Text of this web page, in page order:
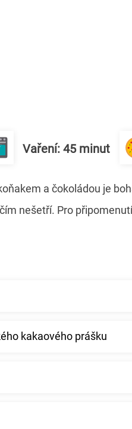
Vaření: 45 minut
a čokoládou je
nešetří. Pro
kakaového prášku